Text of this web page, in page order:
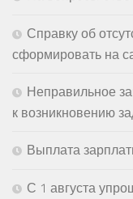
Справку об
сформировать на
Неправильное
к возникновению
Выплата
С 1 августа